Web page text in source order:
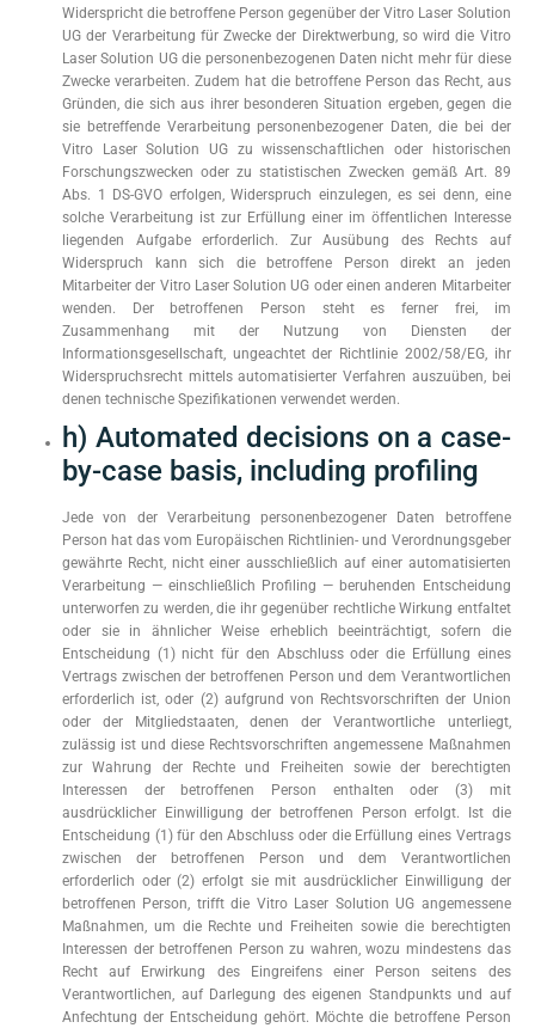
Widerspricht die betroffene Person gegenüber der Vitro Laser Solution
UG der Verarbeitung für Zwecke der Direktwerbung, so wird die Vitro
Laser Solution UG die personenbezogenen Daten nicht mehr für diese
Zwecke verarbeiten. Zudem hat die betroffene Person das Recht, aus
Gründen, die sich aus ihrer besonderen Situation ergeben, gegen die
sie betreffende Verarbeitung personenbezogener Daten, die bei der
Vitro Laser Solution UG zu wissenschaftlichen oder historischen
Forschungszwecken oder zu statistischen Zwecken gemäß Art. 89
Abs. 1 DS-GVO erfolgen, Widerspruch einzulegen, es sei denn, eine
solche Verarbeitung ist zur Erfüllung einer im öffentlichen Interesse
liegenden Aufgabe erforderlich. Zur Ausübung des Rechts auf
Widerspruch kann sich die betroffene Person direkt an jeden
Mitarbeiter der Vitro Laser Solution UG oder einen anderen Mitarbeiter
wenden. Der betroffenen Person steht es ferner frei, im
Zusammenhang mit der Nutzung von Diensten der
Informationsgesellschaft, ungeachtet der Richtlinie 2002/58/EG, ihr
Widerspruchsrecht mittels automatisierter Verfahren auszuüben, bei
denen technische Spezifikationen verwendet werden.
h) Automated decisions on a case-
by-case basis, including profiling
Jede von der Verarbeitung personenbezogener Daten betroffene
Person hat das vom Europäischen Richtlinien- und Verordnungsgeber
gewährte Recht, nicht einer ausschließlich auf einer automatisierten
Verarbeitung — einschließlich Profiling — beruhenden Entscheidung
unterworfen zu werden, die ihr gegenüber rechtliche Wirkung entfaltet
oder sie in ähnlicher Weise erheblich beeinträchtigt, sofern die
Entscheidung (1) nicht für den Abschluss oder die Erfüllung eines
Vertrags zwischen der betroffenen Person und dem Verantwortlichen
erforderlich ist, oder (2) aufgrund von Rechtsvorschriften der Union
oder der Mitgliedstaaten, denen der Verantwortliche unterliegt,
zulässig ist und diese Rechtsvorschriften angemessene Maßnahmen
zur Wahrung der Rechte und Freiheiten sowie der berechtigten
Interessen der betroffenen Person enthalten oder (3) mit
ausdrücklicher Einwilligung der betroffenen Person erfolgt. Ist die
Entscheidung (1) für den Abschluss oder die Erfüllung eines Vertrags
zwischen der betroffenen Person und dem Verantwortlichen
erforderlich oder (2) erfolgt sie mit ausdrücklicher Einwilligung der
betroffenen Person, trifft die Vitro Laser Solution UG angemessene
Maßnahmen, um die Rechte und Freiheiten sowie die berechtigten
Interessen der betroffenen Person zu wahren, wozu mindestens das
Recht auf Erwirkung des Eingreifens einer Person seitens des
Verantwortlichen, auf Darlegung des eigenen Standpunkts und auf
Anfechtung der Entscheidung gehört. Möchte die betroffene Person